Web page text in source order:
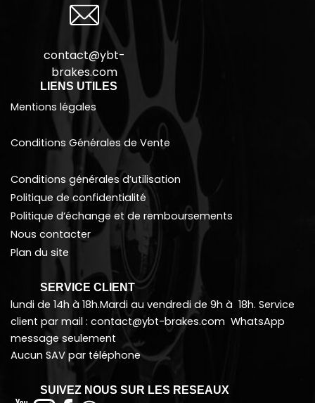
contact@ybt-
brakes.com
LIENS UTILES
Mentions légales
Conditions Générales de Vente
Conditions générales d’utilisation
Politique de confidentialité
Politique d‘échange et de remboursements
Nous contacter
Plan du site
SERVICE CLIENT
lundi de 14h à 18h.Mardi au vendredi de 9h à 18h. Service
client par mail : contact@ybt-brakes.com WhatsApp
message seulement
Aucun SAV par téléphone
SUIVEZ NOUS SUR LES RESEAUX